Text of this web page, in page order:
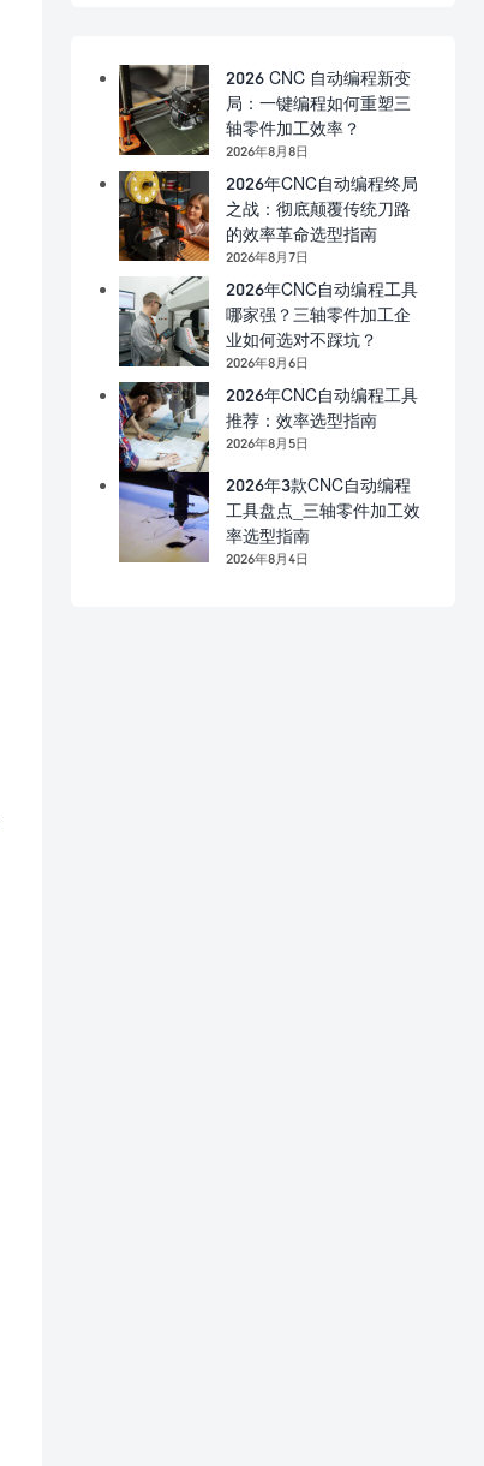
2026 CNC 自动编程新变
局：一键编程如何重塑三
轴零件加工效率？
2026年8月8日
2026年CNC自动编程终局
之战：彻底颠覆传统刀路
的效率革命选型指南
2026年8月7日
2026年CNC自动编程工具
哪家强？三轴零件加工企
业如何选对不踩坑？
2026年8月6日
2026年CNC自动编程工具
推荐：效率选型指南
2026年8月5日
2026年3款CNC自动编程
工具盘点_三轴零件加工效
率选型指南
2026年8月4日